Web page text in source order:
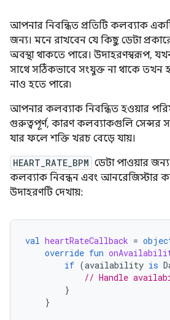
আপনার নিবন্ধিত প্রতিটি কলব্যাক
জন্য। মনে রাখবেন যে কিছু ডেটা
অবস্থা থাকতে পারে। উদাহরণস্বরূপ,
সাথে সঠিকভাবে সংযুক্ত না থাকে তখন
নাও হতে পারে৷
আপনার কলব্যাক নিবন্ধিত হওয়ার
গুরুত্বপূর্ণ, কারণ কলব্যাকগুলি সেন্সর
যার ফলে শক্তি খরচ বেড়ে যায়।
HEART_RATE_BPM ডেটা পাওয়ার
কলব্যাক নিবন্ধন এবং আনরেজিস্টার
উদাহরণটি দেখায়:
val heartRateCallback =
override fun
if (availability is
// Handle
}
}